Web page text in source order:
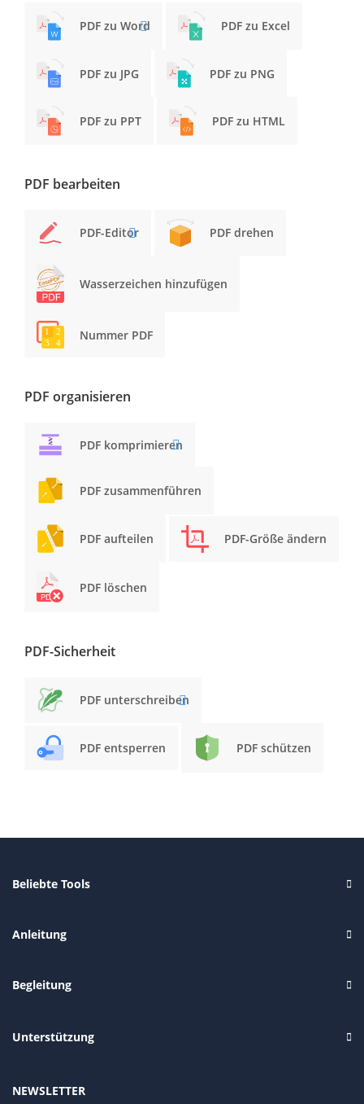
PDF zu Word PDF zu Excel
PDF zu JPG PDF zu PNG
PDF zu PPT PDF zu HTML
PDF bearbeiten
PDF-Editor PDF drehen
Wasserzeichen hinzufügen
Nummer PDF
PDF organisieren
PDF komprimieren
PDF zusammenführen
PDF aufteilen PDF-Größe ändern
PDF löschen
PDF-Sicherheit
PDF unterschreiben
PDF entsperren PDF schützen
Beliebte Tools
Anleitung
Begleitung
Unterstützung
NEWSLETTER